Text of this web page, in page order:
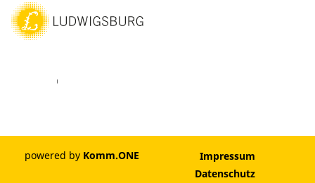
Youtube
powered by Komm.ONE
Impressum
Datenschutz